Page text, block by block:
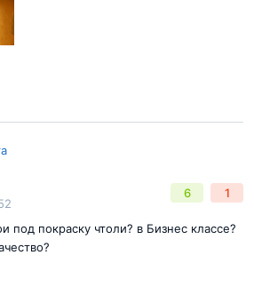
публикации
6 1
под покраску чтоли? в Бизнес классе?